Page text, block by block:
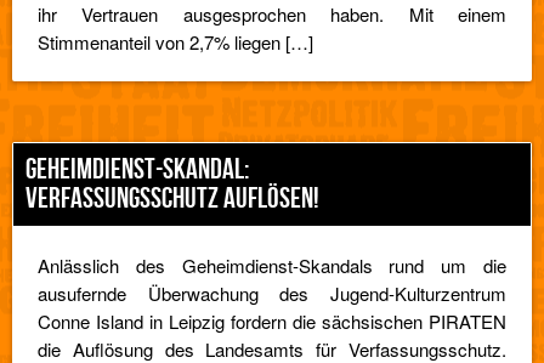
ihr Vertrauen ausgesprochen haben. Mit einem
Stimmenanteil von 2,7% liegen […]
GEHEIMDIENST-SKANDAL:
VERFASSUNGSSCHUTZ AUFLÖSEN!
Anlässlich des Geheimdienst-Skandals rund um die
ausufernde Überwachung des Jugend-Kulturzentrum
Conne Island in Leipzig fordern die sächsischen PIRATEN
die Auflösung des Landesamts für Verfassungsschutz.